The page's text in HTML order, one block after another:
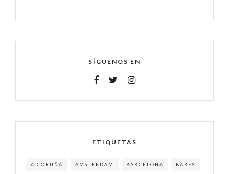
SÍGUENOS EN
ETIQUETAS
A CORUÑA AMSTERDAM BARCELONA BARES